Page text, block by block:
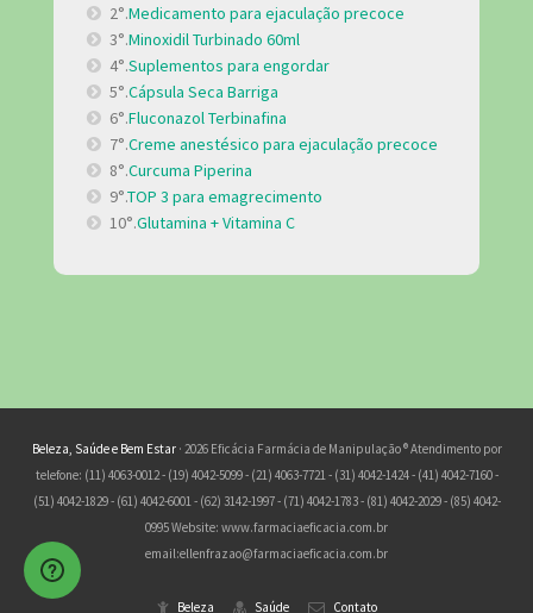
2°.Medicamento para ejaculação precoce
3°.Minoxidil Turbinado 60ml
4°.Suplementos para engordar
5°.Cápsula Seca Barriga
6°.Fluconazol Terbinafina
7°.Creme anestésico para ejaculação precoce
8°.Curcuma Piperina
9°.TOP 3 para emagrecimento
10°.Glutamina + Vitamina C
Beleza, Saúde e Bem Estar· 2026 Eficácia Farmácia de Manipulação ® Atendimento por
telefone: (11) 4063-0012 - (19) 4042-5099 - (21) 4063-7721 - (31) 4042-1424 - (41) 4042-7160 -
(51) 4042-1829 - (61) 4042-6001 - (62) 3142-1997 - (71) 4042-1783 - (81) 4042-2029 - (85) 4042-
0995 Website: www.farmaciaeficacia.com.br
email:ellenfrazao@farmaciaeficacia.com.br
Beleza Saúde Contato